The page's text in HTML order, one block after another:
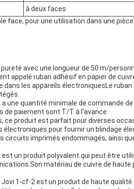
à deux faces
face, pour une utilisation dans une
avec une longueur de 50 m/
appelé ruban adhésif en papier de
dans les appareils électroniquesLe
une quantité minimale de commande
paiement sont T/T à l'avance.
ce produit est parfait pour diverses
pour fournir un blindage
circuits imprimés endommagés, ainsi
un produit polyvalent qui peut être
matériau de cuivre de haute
1-cf-2 est un produit de haute